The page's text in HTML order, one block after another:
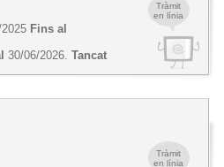
Tràmit
en línia
Fins al
30/06/2026.Tancat
Tràmit
en línia